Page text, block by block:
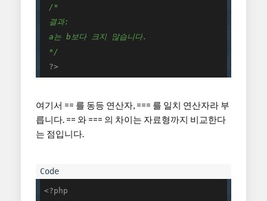
/*
결과:
a는 b보다 크지 않습니다.
*/
?>
여기서 == 를 동등 연산자, === 를 일치 연산자라 부
릅니다. == 와 === 의 차이는 자료형까지 비교한다
는 점입니다.
<?php